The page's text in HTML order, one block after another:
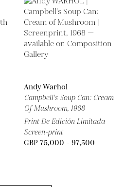
Andy Warhol
Campbell's Soup Can: Cream
Of Mushroom, 1968
Print De Edición Limitada
Screen-print
GBP 75,000 - 97,500